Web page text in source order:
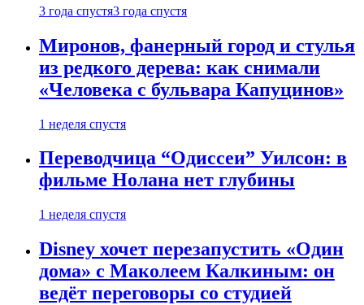
3 года спустя3 года спустя
Миронов, фанерный город и стулья
из редкого дерева: как снимали
«Человека с бульвара Капуцинов»
1 неделя спустя
Переводчица “Одиссеи” Уилсон: в
фильме Нолана нет глубины
1 неделя спустя
Disney хочет перезапустить «Один
дома» с Маколеем Калкиным: он
ведёт переговоры со студией